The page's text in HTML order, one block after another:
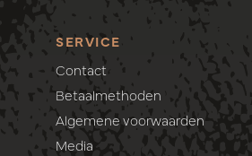
SERVICE
Contact
Betaalmethoden
Algemene voorwaarden
Media